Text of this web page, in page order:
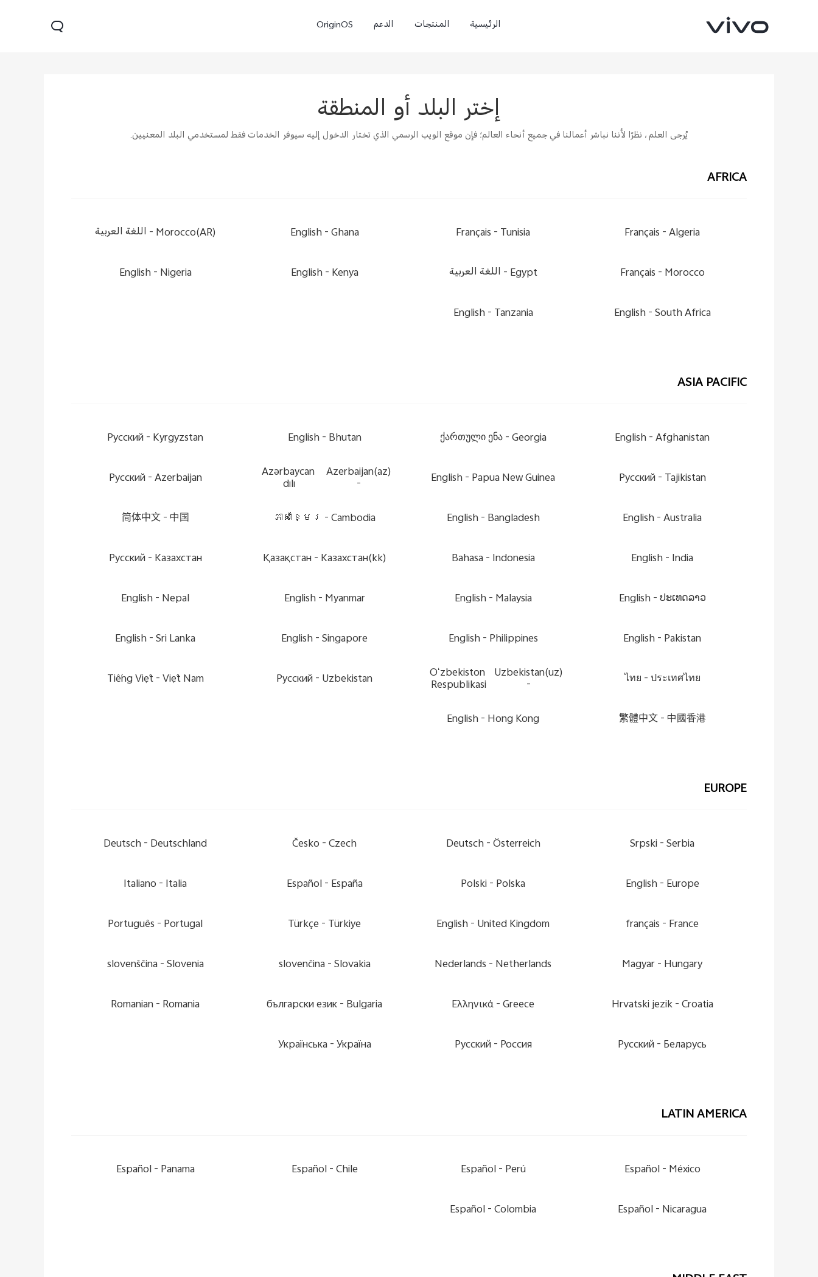
الرئيسية المنتجات الدعم OriginOS
إختر البلد أو المنطقة
يُرجى العلم ، نظرًا لأننا نباشر أعمالنا في جميع أنحاء العالم؛ فإن موقع الويب الرسمي الذي تختار الدخول إليه سيوفر الخدمات فقط لمستخدمي البلد المعنيين.
AFRICA
Algeria -
Tunisia -
Ghana -
English
Morocco(AR) - اللغة العربية
Morocco -
Egypt - اللغة العربية Kenya -
English
Nigeria -
South Africa -
English
Tanzania -
ASIA PACIFIC
Afghanistan -
Georgia -
Bhutan -
English
Kyrgyzstan -
Tajikistan -
Pусский
Papua New Guinea -
Azerbaijan(az)
-
Azərbaycan
dili
Azerbaijan -
Australia -
Bangladesh -
Cambodia -
中国 -
India -
Indonesia -
Казахстан(kk) -
Қазақстан
Казахстан -
ປະເທດລາວ -
English
Malaysia -
Myanmar -
English
Nepal -
Pakistan -
Philippines -
Singapore -
Sri Lanka -
ประเทศไทย -
Uzbekistan(uz)
-
Oʻzbekiston
Respublikasi
Uzbekistan -
Việt Nam -
中國香港 -
繁體中文
Hong Kong -
EUROPE
Serbia -
Österreich -
Czech -
Deutschland -
Europe -
English
Polska -
España -
Español
Italia -
France -
United Kingdom -
Türkiye -
Portugal -
Hungary -
Netherlands -
Slovakia -
slovenčina
Slovenia -
Croatia -
Hrvatski jezik
Greece -
Bulgaria -
Romania -
Беларусь -
Россия -
Україна -
Українська
LATIN AMERICA
México -
Español
Perú -
Chile -
Español
Panama -
Nicaragua -
Colombia -